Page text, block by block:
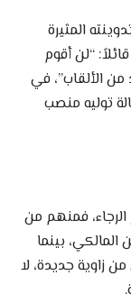
المثيرة
“لن أقوم
الألقاب”، في
توليه منصب
فمنهم من
بينما
زاوية جديدة، لا